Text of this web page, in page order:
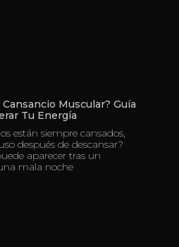
Muscular? Guía
Tu Energía
están siempre cansados,
después de descansar?
aparecer tras un
mala noche